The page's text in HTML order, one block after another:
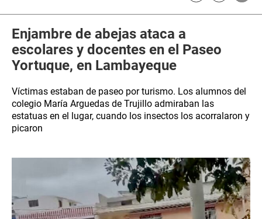
Enjambre de abejas ataca a
escolares y docentes en el Paseo
Yortuque, en Lambayeque
Víctimas estaban de paseo por turismo. Los alumnos del
colegio María Arguedas de Trujillo admiraban las
estatuas en el lugar, cuando los insectos los acorralaron y
picaron